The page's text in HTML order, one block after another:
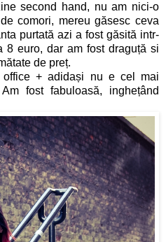
second hand, nu am nici-o
comori, mereu găsesc ceva
purtată azi a fost găsită intr-
8 euro, dar am fost draguță si
de preț.
+ adidași nu e cel mai
fost fabuloasă, inghețând